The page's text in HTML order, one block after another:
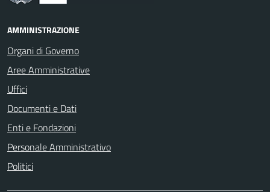
AMMINISTRAZIONE
Organi di Governo
Aree Amministrative
Uffici
Documenti e Dati
Enti e Fondazioni
Personale Amministrativo
Politici